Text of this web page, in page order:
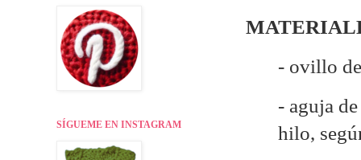
- ovillo
- aguja
hilo,
SÍGUEME EN INSTAGRAM